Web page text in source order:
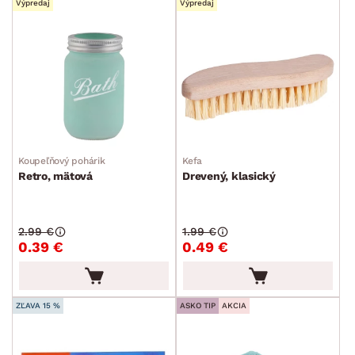
Dekorácie
Stolovanie a varenie
Záhradné doplnky
Osvetlenie
Drobné bytové doplnky
Kuchynské doplnky
Kuchynské príslušenstvo
Kancelárske príslušenstvo
Maliarske potreby
Ostatné bytové doplnky
Výpredaj
Koupeľňový pohárik
Retro, mätová
0.39 €
2.99 €
Výpredaj
Kefa
Drevený, klasický
0.49 €
1.99 €
ZĽAVA 15 % ASKO TIP AKCIA